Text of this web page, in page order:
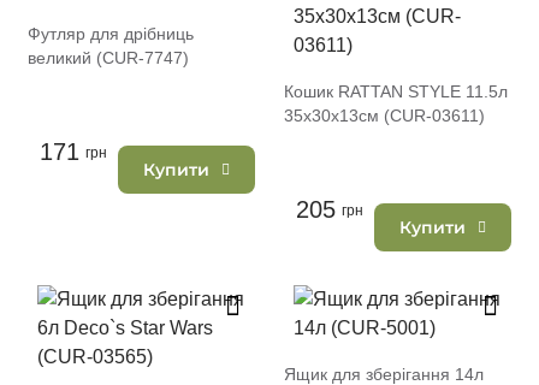
Футляр для дрібниць
великий (CUR-7747)
171 грн
Купити
Кошик RATTAN STYLE 11.5л
35х30х13см (CUR-03611)
205 грн
Купити
Ящик для зберігання 14л